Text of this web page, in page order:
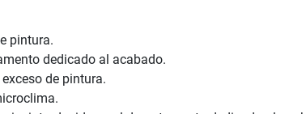
pintura.
dedicado al acabado.
de pintura.